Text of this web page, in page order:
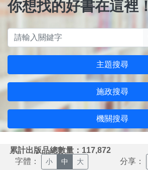
你想找的好書在這裡！
主題搜尋
施政搜尋
機關搜尋
累計出版品總數量：117,872
字體： 小 中 大 分享：